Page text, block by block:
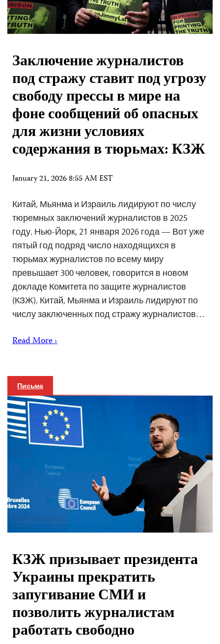
Заключение журналистов
под стражу ставит под угрозу
свободу прессы в мире на
фоне сообщений об опасных
для жизни условиях
содержания в тюрьмах: КЗЖ
January 21, 2026 8:55 AM EST
Китай, Мьянма и Израиль лидируют по числу
тюремных заключений журналистов в 2025
году. Нью-Йорк, 21 января 2026 года — Вот уже
пятый год подряд число находящихся в
тюрьмах журналистов по всему миру
превышает 300 человек, говорится в новом
докладе Комитета по защите журналистов
(КЗЖ). Китай, Мьянма и Израиль лидируют по
числу заключенных под стражу журналистов…
Read More ›
Письма
КЗЖ призывает президента
Украины прекратить
запугивание СМИ и
позволить журналистам
работать свободно